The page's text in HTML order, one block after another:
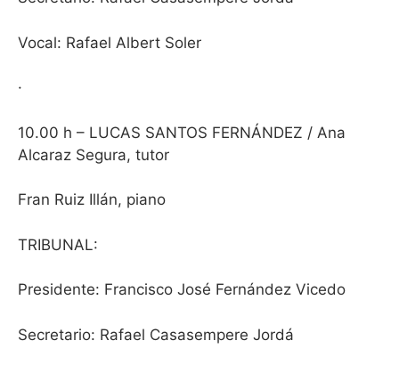
Vocal: Rafael Albert Soler
·
10.00 h – LUCAS SANTOS FERNÁNDEZ / Ana
Alcaraz Segura, tutor
Fran Ruiz Illán, piano
TRIBUNAL:
Presidente: Francisco José Fernández Vicedo
Secretario: Rafael Casasempere Jordá